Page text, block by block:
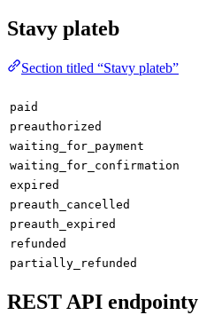
Stavy plateb
Section titled “Stavy plateb”
paid
preauthorized
waiting_for_payment
waiting_for_confirmation
expired
preauth_cancelled
preauth_expired
refunded
partially_refunded
REST API endpointy